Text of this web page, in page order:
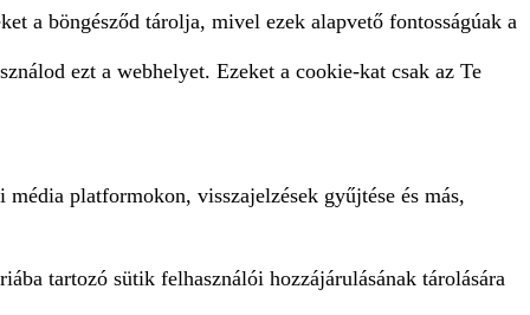
a böngésződ tárolja, mivel ezek alapvető fontosságúak a
ezt a webhelyet. Ezeket a cookie-kat csak az Te
platformokon, visszajelzések gyűjtése és más,
tartozó sütik felhasználói hozzájárulásának tárolására